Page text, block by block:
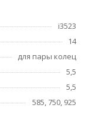
i3523
14
для пары колец
5,5
5,5
585, 750, 925